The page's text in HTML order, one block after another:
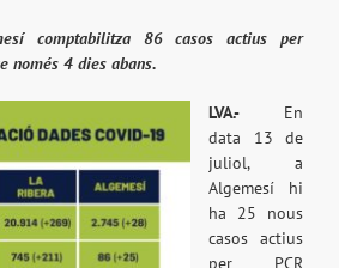
comptabilitza 86 casos actius per
només 4 dies abans.
LVA.- En
data 13 de
juliol, a
Algemesí hi
ha 25 nous
casos actius